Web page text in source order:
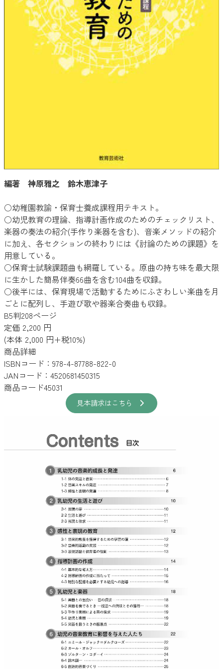
編著 神原雅之 鈴木恵津子
○幼稚園教諭・保育士養成課程用テキスト。
○幼児教育の理論、指導計画作成のためのチェックリスト、
楽器の奏法の紹介(手作り楽器を含む)、音楽メソッドの紹介
に加え、各セクションの終わりには《討論のための課題》を
用意している。
○保育士試験課題曲も網羅している。原曲の持ち味を最大限
に生かした簡易伴奏66曲を含む104曲を収録。
○後半には、保育現場で活動するためにふさわしい楽曲を月
ごとに配列し、手遊び歌や器楽合奏曲も収録。
B5判208ページ
定価 2,200 円
(本体 2,000 円+税10%)
商品詳細
ISBNコード：978-4-87788-822-0
JANコード：4520681450315
商品コード45031
見本請求はこちら